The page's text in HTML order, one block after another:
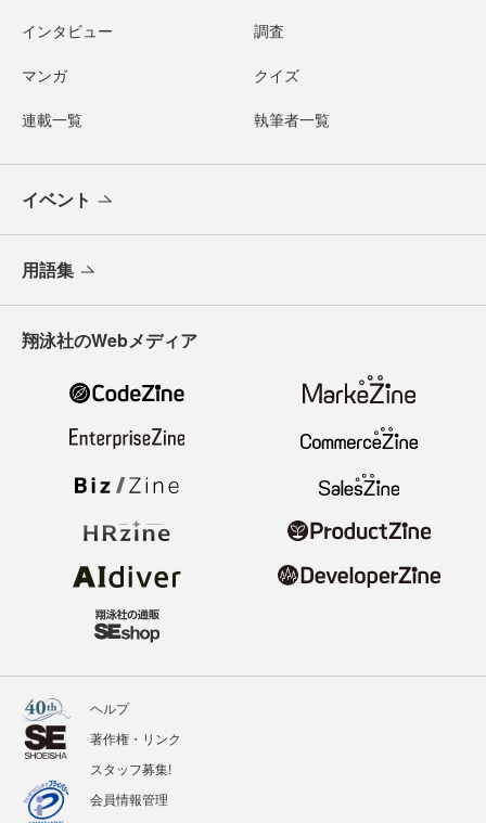
インタビュー 調査
マンガ クイズ
連載一覧 執筆者一覧
イベント
用語集
翔泳社のWebメディア
ヘルプ
著作権・リンク
スタッフ募集!
会員情報管理